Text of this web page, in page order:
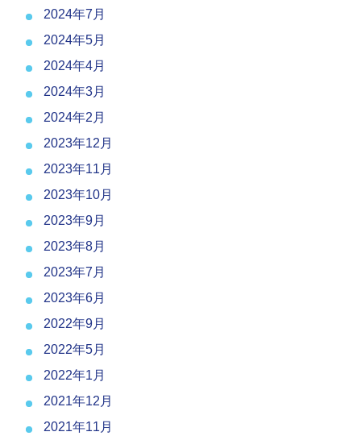
2024年7月
2024年5月
2024年4月
2024年3月
2024年2月
2023年12月
2023年11月
2023年10月
2023年9月
2023年8月
2023年7月
2023年6月
2022年9月
2022年5月
2022年1月
2021年12月
2021年11月